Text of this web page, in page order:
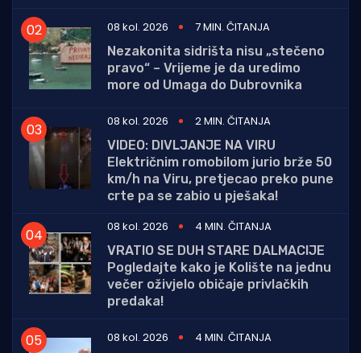
08 kol. 2026
7 MIN. ČITANJA
Nezakonita sidrišta nisu „stečeno
pravo“ – Vrijeme je da uredimo
more od Umaga do Dubrovnika
08 kol. 2026
2 MIN. ČITANJA
VIDEO: DIVLJANJE NA VIRU
Električnim romobilom jurio brže 50
km/h na Viru, pretjecao preko pune
crte pa se zabio u pješaka!
08 kol. 2026
4 MIN. ČITANJA
VRATIO SE DUH STARE DALMACIJE
Pogledajte kako je Kolište na jednu
večer oživjelo običaje privlačkih
predaka!
08 kol. 2026
4 MIN. ČITANJA